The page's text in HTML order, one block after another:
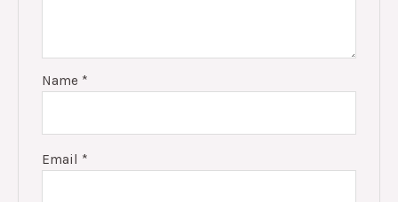
Name *
Email *